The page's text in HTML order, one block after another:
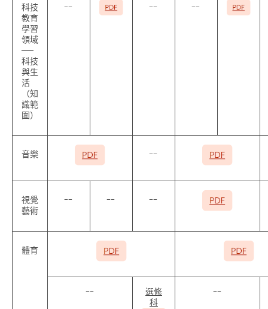
科技
教育
學習
領域
──
科技
與生
活
（知
識範
圍）
-- -- --
音樂 --
視覺
藝術
-- -- --
體育
--
選修
科
--